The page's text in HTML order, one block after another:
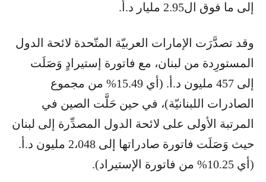
إلى ما فوق ال2.95 مليار د.أ.
وقد تصدَّرَت الإمارات العربيّة المتّحدة لائحة الدول
المستورِدة من لبنان، مع فاتورة إستيرادٍ وَصَلَت
إلى 457 مليون د.أ. (أي 15.49% من مجموع
الصادرات اللبنانيّة)، في حين حَلَّت الصين في
المرتبة الأولى على لائحة الدول المصدِّرة إلى لبنان
حيث وَصَلَت فاتورة صادراتها إلى 2،048 مليون د.أ.
(أي 10.25% من فاتورة الإستيراد).